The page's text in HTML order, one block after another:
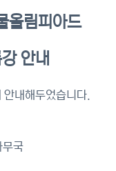
올림피아드
안내
안내해두었습니다.
무국